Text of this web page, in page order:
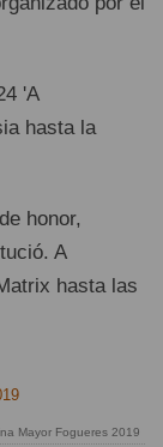
'A
hasta la
honor,
A
hasta las
Mayor Fogueres 2019